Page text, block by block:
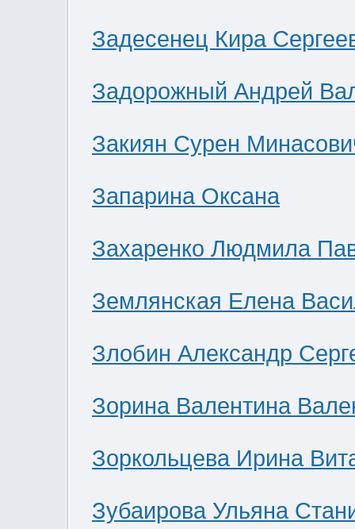
Задесенец Кира
Задорожный Андрей
Закиян Сурен
Запарина Оксана
Захаренко Людмила
Землянская Елена
Злобин Александр
Зорина Валентина
Зоркольцева Ирина
Зубаирова Ульяна